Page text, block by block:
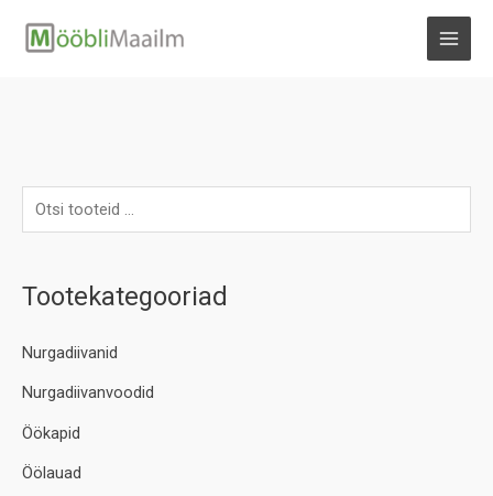
Tootekategooriad
Nurgadiivanid
Nurgadiivanvoodid
Öökapid
Öölauad